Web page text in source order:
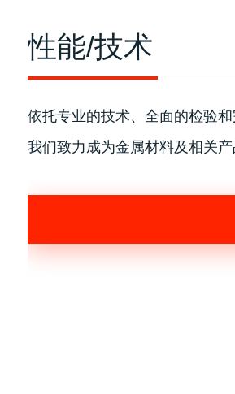
性能/技术
依托专业的技术、全面的检验
我们致力成为金属材料及相关